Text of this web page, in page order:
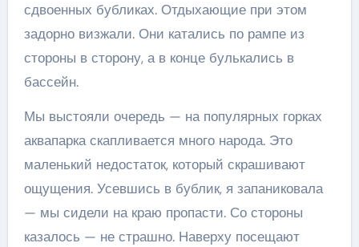
сдвоенных бубликах. Отдыхающие при этом
задорно визжали. Они катались по рампе из
стороны в сторону, а в конце булькались в
бассейн.
Мы выстояли очередь — на популярных горках
аквапарка скапливается много народа. Это
маленький недостаток, который скрашивают
ощущения. Усевшись в бублик, я запаниковала
— мы сидели на краю пропасти. Со стороны
казалось — не страшно. Наверху посещают